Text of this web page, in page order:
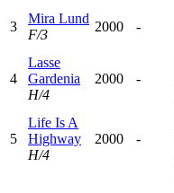
3
Mira Lund
F/3
2000 -
4
Lasse
Gardenia
H/4
2000 -
5
Life Is A
Highway
H/4
2000 -